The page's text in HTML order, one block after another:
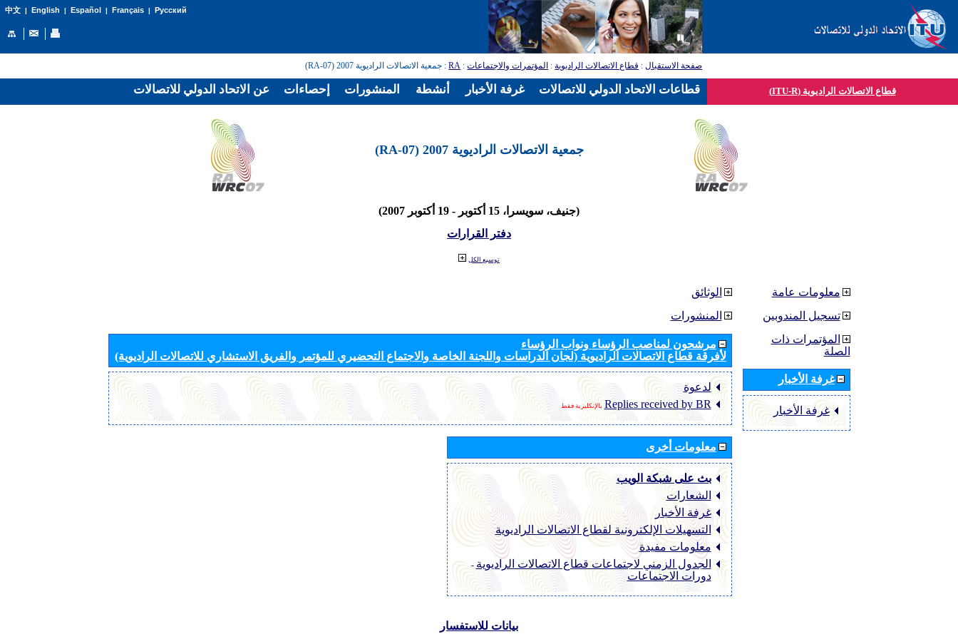
中文| English | Español | Français| Русский
صفحة الاستقبال: قطاع الاتصالات الراديوية: المؤتمرات والاجتماعات:
RA: جمعية الاتصالات الراديوية 2007 (RA-07)
قطاع الاتصالات الراديوية (ITU-R)
جمعية الاتصالات الراديوية 2007 (RA-07)
(جنيف، سويسرا، 15 أكتوبر - 19 أكتوبر 2007)
دفتر القرارات
توسيع الكل
الوثائق
المنشورات
مرشحون لمناصب الرؤساء ونواب الرؤساء
لأفرقة قطاع الاتصالات الراديوية (لجان الدراسات واللجنة الخاصة والاجتماع التحضيري للمؤتمر والفريق الاستشاري للاتصالات الراديوية)
لدعوة
Replies received by BR بالإنكليزية فقط
معلومات أخرى
بث على شبكة الويب
الشعارات
غرفة الأخبار
التسهيلات الإلكترونية لقطاع الاتصالات الراديوية
معلومات مفيدة
الجدول الزمني لاجتماعات قطاع الاتصالات الراديوية -
دورات الاجتماعات
معلومات عامة
تسجيل المندوبين
المؤتمرات ذات
الصلة
غرفة الأخبار
غرفة الأخبار
بيانات للاستفسار
عن الاتحاد الدولي للاتصالات إحصاءات المنشورات أنشطة غرفة الأخبار قطاعات الاتحاد الدولي للاتصالات